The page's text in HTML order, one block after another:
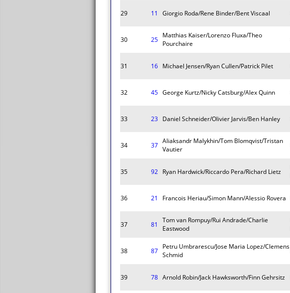
29 11 Giorgio Roda/Rene Binder/Bent Viscaal
30 25
Matthias Kaiser/Lorenzo Fluxa/Theo
Pourchaire
31 16 Michael Jensen/Ryan Cullen/Patrick Pilet
32 45 George Kurtz/Nicky Catsburg/Alex Quinn
33 23 Daniel Schneider/Olivier Jarvis/Ben Hanley
34 37
Aliaksandr Malykhin/Tom Blomqvist/Tristan
Vautier
35 92 Ryan Hardwick/Riccardo Pera/Richard Lietz
36 21 Francois Heriau/Simon Mann/Alessio Rovera
37 81
Tom van Rompuy/Rui Andrade/Charlie
Eastwood
38 87
Petru Umbrarescu/Jose Maria Lopez/Clemens
Schmid
39 78 Arnold Robin/Jack Hawksworth/Finn Gehrsitz